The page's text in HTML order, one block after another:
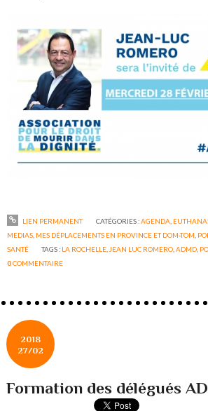
LIEN PERMANENT CATÉGORIES :AGENDA
MEDIAS MES DÉPLACEMENTS EN PROVINCE ET DOM-TOM
SANTÉ
TAGS : LA ROCHELLE JEAN LUC ROMERO ,ADMD
0COMMENTAIRE
2018
27/02
Formation des délégués